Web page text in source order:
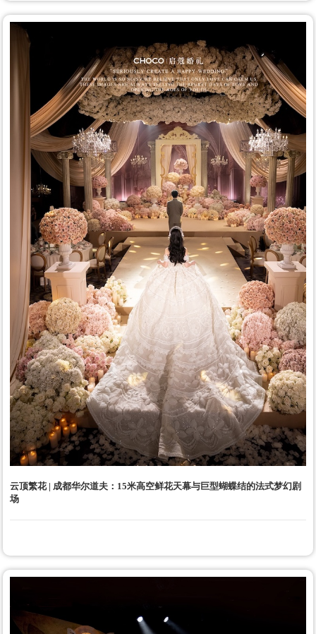
云顶繁花 | 成都华尔道夫：15米高空鲜花天幕与巨型蝴蝶结的法式梦幻剧
场